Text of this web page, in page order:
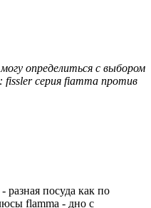
определиться с выбором
fissler серия fiamma против
разная посуда как по
flamma - дно с